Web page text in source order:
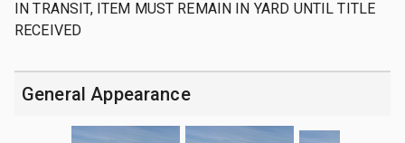
IN TRANSIT, ITEM MUST REMAIN IN YARD UNTIL TITLE
RECEIVED
General Appearance